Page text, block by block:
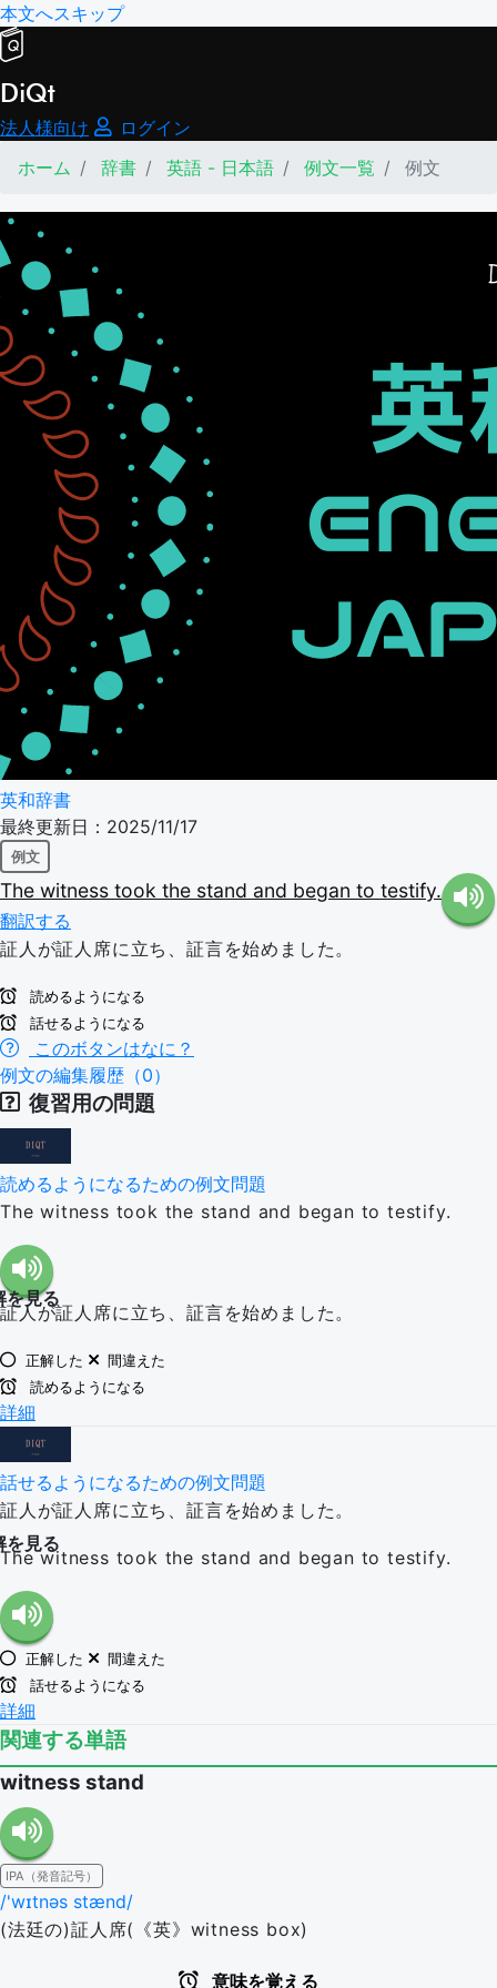
本文へスキップ
DiQt
法人様向け
ログイン
ホーム
辞書 英語 - 日本語 例文一覧 例文
英和辞書
最終更新日：2025/11/17
例文
The witness took the stand and began to testify.
翻訳する
証人が証人席に立ち、証言を始めました。
読めるようになる
話せるようになる
このボタンはなに？
例文の編集履歴（0）
復習用の問題
読めるようになるための例文問題
The witness took the stand and began to testify.
を見る
証人が証人席に立ち、証言を始めました。
正解した
間違えた
読めるようになる
詳細
話せるようになるための例文問題
証人が証人席に立ち、証言を始めました。
を見る
The witness took the stand and began to testify.
正解した
間違えた
話せるようになる
詳細
関連する単語
witness stand
IPA（発音記号）
/'wɪtnəs stænd/
(法廷の)証人席(《英》witness box)
意味を覚える